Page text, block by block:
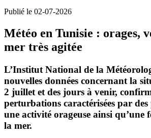
Publié le 02-07-2026
Météo en Tunisie : orages,
mer très agitée
L’Institut National de la
nouvelles données concernant la
2 juillet et des jours à venir,
perturbations caractérisées par des
une activité orageuse ainsi qu’une
la mer.